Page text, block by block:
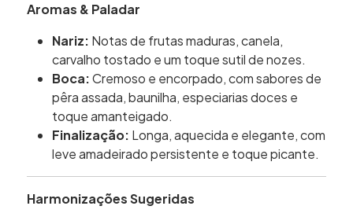
Aromas & Paladar
Nariz: Notas de frutas maduras, canela,
carvalho tostado e um toque sutil de nozes.
Boca:Cremoso e encorpado, com sabores de
pêra assada, baunilha, especiarias doces e
toque amanteigado.
Finalização: Longa, aquecida e elegante, com
leve amadeirado persistente e toque picante.
Harmonizações Sugeridas